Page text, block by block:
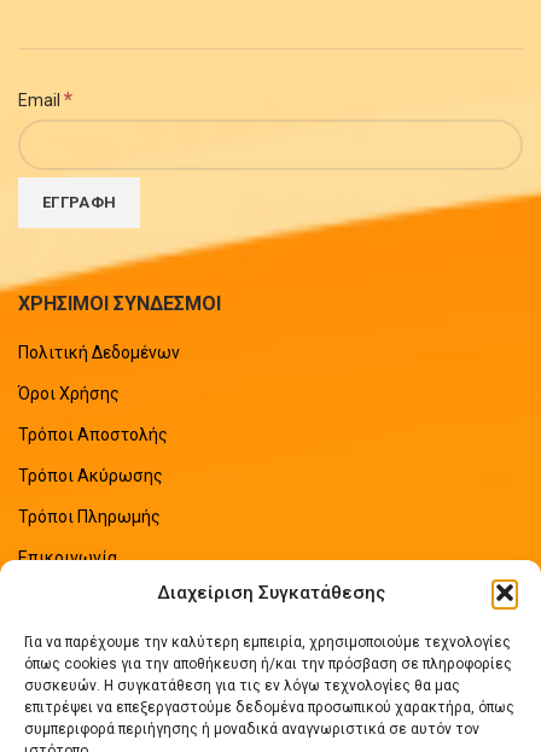
Διαχείριση Συγκατάθεσης
Για να παρέχουμε την καλύτερη εμπειρία, χρησιμοποιούμε τεχνολογίες
όπως cookies για την αποθήκευση ή/και την πρόσβαση σε πληροφορίες
συσκευών. Η συγκατάθεση για τις εν λόγω τεχνολογίες θα μας
επιτρέψει να επεξεργαστούμε δεδομένα προσωπικού χαρακτήρα, όπως
συμπεριφορά περιήγησης ή μοναδικά αναγνωριστικά σε αυτόν τον
Email *
ΧΡΗΣΙΜΟΙ ΣΥΝΔΕΣΜΟΙ
Πολιτική Δεδομένων
Όροι Χρήσης
Τρόποι Αποστολής
Τρόποι Ακύρωσης
Τρόποι Πληρωμής
Επικοινωνία
ΠΡΟΣΦΑΤΑ ΑΡΘΡΑ
Οδηγός Εξοικονόμησης Ενέργειας
No Comments